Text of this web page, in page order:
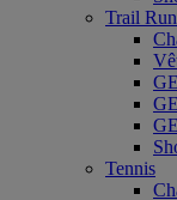
Trail
Tennis